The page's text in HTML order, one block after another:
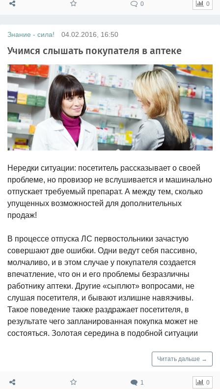
0 0
Знание - сила! 04.02.2016, 16:50
Учимся слышать покупателя в аптеке
Нередки ситуации: посетитель рассказывает о своей
проблеме, но провизор не вслушивается и машинально
отпускает требуемый препарат. А между тем, сколько
упущенных возможностей для дополнительных
продаж!
В процессе отпуска ЛС первостольники зачастую
совершают две ошибки. Одни ведут себя пассивно,
молчаливо, и в этом случае у покупателя создается
впечатление, что он и его проблемы безразличны
работнику аптеки. Другие «сыплют» вопросами, не
слушая посетителя, и бывают излишне навязчивы.
Такое поведение также раздражает посетителя, в
результате чего запланированная покупка может не
состояться. Золотая середина в подобной ситуации
Читать дальше →
1 0